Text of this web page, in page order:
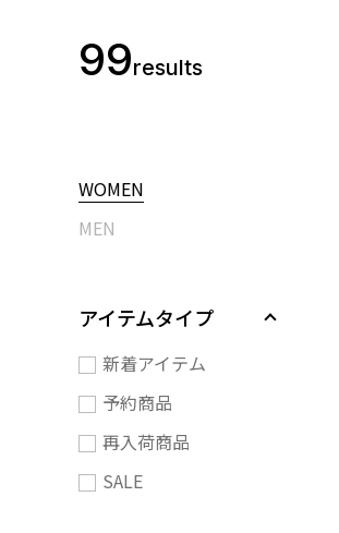
99results
WOMEN
MEN
アイテムタイプ
新着アイテム
予約商品
再入荷商品
SALE